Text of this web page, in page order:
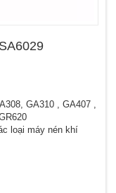
GA310 , GA407 ,
loại máy nén khí